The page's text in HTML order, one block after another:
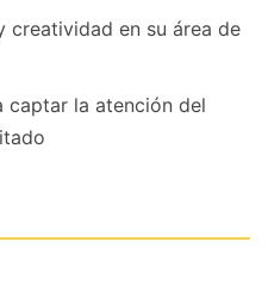
creatividad en su área de
captar la atención del